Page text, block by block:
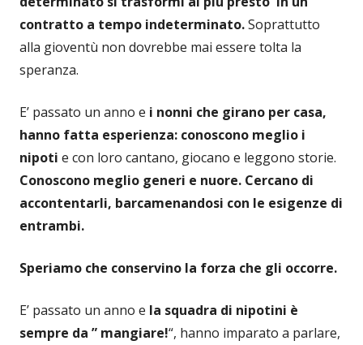
contratto a tempo indeterminato.Soprattutto
alla gioventù non dovrebbe mai essere tolta la
speranza.
E’ passato un anno e i nonni che girano per casa,
hanno fatta esperienza: conoscono meglio i
nipoti e con loro cantano, giocano e leggono storie.
Conoscono meglio generi e nuore. Cercano di
accontentarli, barcamenandosi con le esigenze di
entrambi.
Speriamo che conservino la forza che gli occorre.
E’ passato un anno e la squadra di nipotini è
sempre da ” mangiare!“, hanno imparato a parlare,